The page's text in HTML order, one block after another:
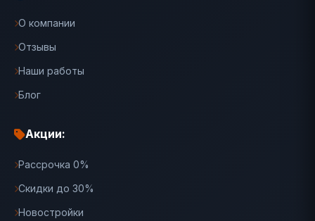
О компании
Отзывы
Наши работы
Блог
Акции:
Рассрочка 0%
Скидки до 30%
Новостройки